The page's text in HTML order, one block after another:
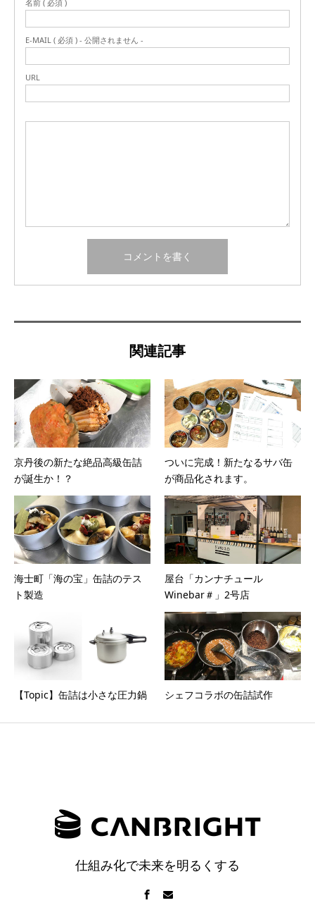
名前 ( 必須 )
E-MAIL ( 必須 ) - 公開されません -
URL
関連記事
京丹後の新たな絶品高級缶詰
が誕生か！？
ついに完成！新たなるサバ缶
が商品化されます。
海士町「海の宝」缶詰のテス
ト製造
屋台「カンナチュール
Winebar＃」2号店
【Topic】缶詰は小さな圧力鍋 シェフコラボの缶詰試作
仕組み化で未来を明るくする